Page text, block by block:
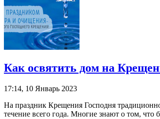
Как освятить дом на
17:14, 10 Январь 2023
На праздник Крещения Господня
течение всего года. Многие знают о том,